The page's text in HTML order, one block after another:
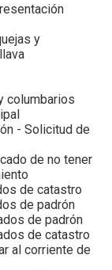
y
columbarios
- Solicitud de
de no tener
de catastro
de padrón
de padrón
de catastro
al corriente de